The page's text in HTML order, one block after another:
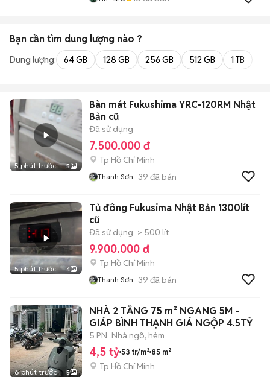
Bạn cần tìm dung lượng nào ?
Dung lượng: 64 GB 128 GB 256 GB 512 GB 1 TB
5 phút trước 5
Bàn mát Fukushima YRC-120RM Nhật
Bản cũ
Đã sử dụng
7.500.000 đ
Tp Hồ Chí Minh
Thanh Sơn 39 đã bán
5 phút trước 4
Tủ đông Fukusima Nhật Bản 1300lít
cũ
Đã sử dụng > 500 lít
9.900.000 đ
Tp Hồ Chí Minh
Thanh Sơn 39 đã bán
6 phút trước 5
NHÀ 2 TẦNG 75 m² NGANG 5M -
GIÁP BÌNH THẠNH GIÁ NGỘP 4.5TỶ
5 PN Nhà ngõ, hẻm
4,5 tỷ 53 tr/m² 85 m²
Tp Hồ Chí Minh